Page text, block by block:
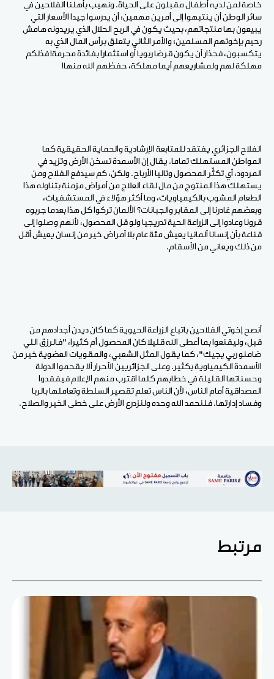
خاصة لمن لديه أطفال مقبلون على الحياة. ونهيب بأهلنا الفلاحين في
سائر الوطن أن ينتبهوا إلى أمرين مهمين: أن يدرسوا جيدا الأسعار التي
يبيعون بها منتجاتهم، بحيث يكون في الربح الحلال الذي يريدونه هامش
رحيم بإخوتهم المسلمين؛ والأمر الثاني يتعلق برأس المال الذي به
يتكسبون، فحذار أن يكون قرضا ربويا أو استثمارا بفائدة محرمة! فذلكم
مهلكة لهم ولمشاريعهم أيما مهلكة، حفظهم الله منها!
الفلاح الجزائري يفتقد للمتابعة الإرشادية والحماية الحقيقية كما
المواطن المستهلك تماما. يقال إن الأسمدة تسخن الأرض وتزيد في
المردود، أي تكثّر المحصول وتاليا الأرباح. ولكن، كم سيدفع الفلاح ومن
يستهلك هذا المنتوج من مال لقاء العلاج من أمراض مزمنة بتناوله هذا
الطعام المشوب بالكيمياويات، وما أكثر هؤلاء في المستشفيات،
وبعضهم غادرنا إلى المقابر والجبانات؟ الألمان تركوا كل هذا بعدما جربوه
قرونا وعادوا إلى الزراعة الحية تدريجيا ولو قل المحصول، لأنهم وصلوا إلى
قناعة بأن إنسانا ألمانيا يعيش مئة عام بلا أمراض خير من إنسان يعيش أقل
من ذلك ويعاني من الأسقام.
أنصح إخوتي الفلاحين باتباع الزراعة الحيوية كما كان ديدن أجدادهم من
قبل، وليقنعوا بما أعطى الله قليلا كان المحصول أم كثيرا، "فالرزق اللي
ضامنو ربي يجيك"، كما يقول المثل الشعبي، والمقويات العضوية خير من
الأسمدة الكيمياوية بكثير. وعلى الجزائريين الأحرار ألا يقحموا الدولة
وحسناتها القليلة في خطابهم كلما اقترب منهم الإعلام فيفقدوا
المصداقية أمام الناس، لأن الناس تعلم تقصير السلطة وتعاملها بالربا
وفساد إدارتها. فلنحمد الله وحده ولنزدرع الأرض على خطى الخير والصلاح.
مرتبط